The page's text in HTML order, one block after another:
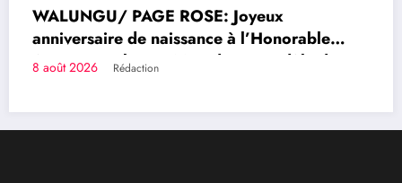
de
Congolais fièrement
Qui sommes-nous?
Le Groupe de Presse Mashariki RDC est une organisation
médiatique d’envergure, légalement constituée en